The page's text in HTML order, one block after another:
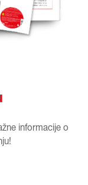
informacije o